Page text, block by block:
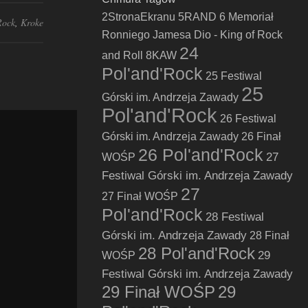
, Kroke
2StronaEkranu 5RAND 6 Memoriał
Ronniego Jamesa Dio - King of Rock
and Roll
8KAW 24
Pol'and'Rock 25 Festiwal
Górski im. Andrzeja Zawady 25
Pol'and'Rock 26 Festiwal
Górski im. Andrzeja Zawady 26 Finał
WOŚP 26 Pol'and'Rock 27
Festiwal Górski im. Andrzeja Zawady
27 Finał WOŚP 27
Pol'and'Rock 28 Festiwal
Górski im. Andrzeja Zawady 28 Finał
WOŚP 28 Pol'and'Rock 29
Festiwal Górski im. Andrzeja Zawady
29 Finał WOŚP 29